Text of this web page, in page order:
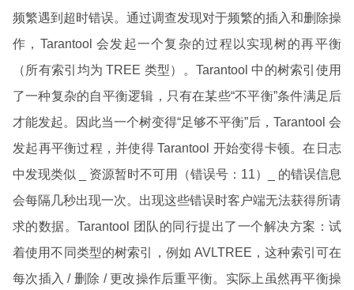
频繁遇到超时错误。通过调查发现对于频繁的插入和删除操
作，Tarantool 会发起一个复杂的过程以实现树的再平衡
（所有索引均为 TREE 类型）。Tarantool 中的树索引使用
了一种复杂的自平衡逻辑，只有在某些“不平衡”条件满足后
才能发起。因此当一个树变得“足够不平衡”后，Tarantool 会
发起再平衡过程，并使得 Tarantool 开始变得卡顿。在日志
中发现类似 _ 资源暂时不可用（错误号：11）_ 的错误信息
会每隔几秒出现一次。出现这些错误时客户端无法获得所请
求的数据。Tarantool 团队的同行提出了一个解决方案：试
着使用不同类型的树索引，例如 AVLTREE，这种索引可在
每次插入 / 删除 / 更改操作后重平衡。实际上虽然再平衡操